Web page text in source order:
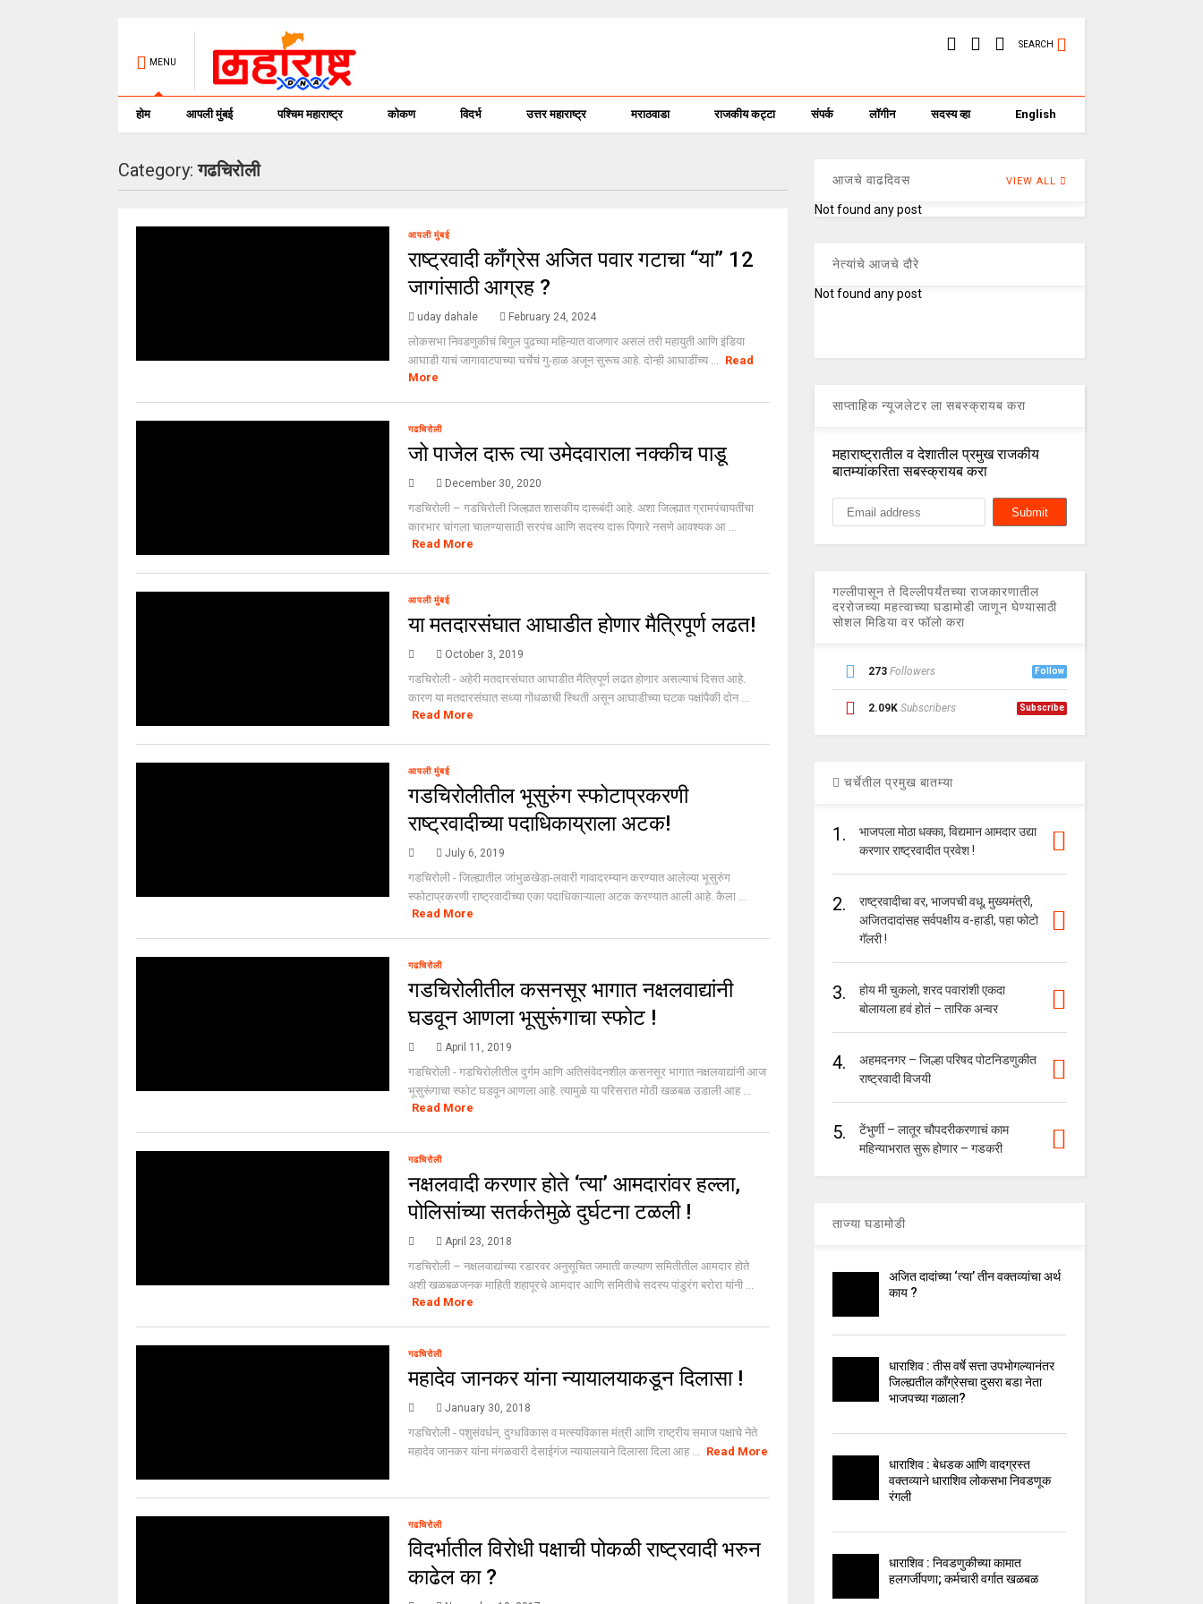
MENU
SEARCH
होम आपली मुंबई पश्चिम महाराष्ट्र कोकण विदर्भ उत्तर महाराष्ट्र मराठवाडा राजकीय कट्टा संपर्क लॉगीन सदस्य व्हा English
Category:गढचिरोली
आपली मुंबई
राष्ट्रवादी काँग्रेस अजित पवार गटाचा “या” 12
जागांसाठी आग्रह ?
uday dahale February 24, 2024
लोकसभा निवडणुकीचं बिगुल पुढच्या महिन्यात वाजणार असलं तरी महायुती आणि इंडिया
आघाडी याचं जागावाटपाच्या चर्चेचं गु-हाळ अजून सुरूच आहे. दोन्ही आघाडींच्य ... Read
More
गढचिरोली
जो पाजेल दारू त्या उमेदवाराला नक्कीच पाडू
December 30, 2020
गडचिरोली – गडचिरोली जिल्ह्यात शासकीय दारूबंदी आहे. अशा जिल्ह्यात ग्रामपंचायतींचा
कारभार चांगला चालण्यासाठी सरपंच आणि सदस्य दारू पिणारे नसणे आवश्यक आ ...
Read More
आपली मुंबई
या मतदारसंघात आघाडीत होणार मैत्रिपूर्ण लढत!
October 3, 2019
गडचिरोली - अहेरी मतदारसंघात आघाडीत मैत्रिपूर्ण लढत होणार असल्याचं दिसत आहे.
कारण या मतदारसंघात सध्या गोंधळाची स्थिती असून आघाडीच्या घटक पक्षांपैकी दोन ...
Read More
आपली मुंबई
गडचिरोलीतील भूसुरुंग स्फोटाप्रकरणी
राष्ट्रवादीच्या पदाधिकाय्राला अटक!
July 6, 2019
गडचिरोली - जिल्ह्यातील जांभुळखेडा-लवारी गावादरम्यान करण्यात आलेल्या भूसुरुंग
स्फोटाप्रकरणी राष्ट्रवादीच्या एका पदाधिकाऱ्याला अटक करण्यात आली आहे. कैला ...
Read More
गढचिरोली
गडचिरोलीतील कसनसूर भागात नक्षलवाद्यांनी
घडवून आणला भूसुरूंगाचा स्फोट !
April 11, 2019
गडचिरोली - गडचिरोलीतील दुर्गम आणि अतिसंवेदनशील कसनसूर भागात नक्षलवाद्यांनी आज
भूसुरूंगाचा स्फोट घडवून आणला आहे. त्यामुळे या परिसरात मोठी खळबळ उडाली आह ...
Read More
गढचिरोली
नक्षलवादी करणार होते ‘त्या’ आमदारांवर हल्ला,
पोलिसांच्या सतर्कतेमुळे दुर्घटना टळली !
April 23, 2018
गडचिरोली – नक्षलवाद्यांच्या रडारवर अनुसूचित जमाती कल्याण समितीतील आमदार होते
अशी खळबळजनक माहिती शहापूरचे आमदार आणि समितीचे सदस्य पांडुरंग बरोरा यांनी ...
Read More
गढचिरोली
महादेव जानकर यांना न्यायालयाकडून दिलासा !
January 30, 2018
गडचिरोली - पशुसंवर्धन, दुग्धविकास व मत्स्यविकास मंत्री आणि राष्ट्रीय समाज पक्षाचे नेते
महादेव जानकर यांना मंगळवारी देसाईगंज न्यायालयाने दिलासा दिला आह ... Read More
गढचिरोली
विदर्भातील विरोधी पक्षाची पोकळी राष्ट्रवादी भरुन
काढेल का ?
आजचे वाढदिवस VIEW ALL
Not found any post
नेत्यांचे आजचे दौरे
Not found any post
साप्ताहिक न्यूजलेटर ला सबस्क्रायब करा
महाराष्ट्रातील व देशातील प्रमुख राजकीय
बातम्यांकरिता सबस्क्रायब करा
गल्लीपासून ते दिल्लीपर्यंतच्या राजकारणातील
दररोजच्या महत्वाच्या घडामोडी जाणून घेण्यासाठी
सोशल मिडिया वर फॉलो करा
273 Followers Follow
2.09K Subscribers Subscribe
चर्चेतील प्रमुख बातम्या
1.
भाजपला मोठा धक्का, विद्यमान आमदार उद्या
करणार राष्ट्रवादीत प्रवेश !
2.
राष्ट्रवादीचा वर, भाजपची वधू, मुख्यमंत्री,
अजितदादांसह सर्वपक्षीय व-हाडी, पहा फोटो
गॅलरी !
3.
होय मी चुकलो, शरद पवारांशी एकदा
बोलायला हवं होतं – तारिक अन्वर
4.
अहमदनगर – जिल्हा परिषद पोटनिडणुकीत
राष्ट्रवादी विजयी
5.
टेंभुर्णी – लातूर चौपदरीकरणाचं काम
महिन्याभरात सुरू होणार – गडकरी
ताज्या घडामोडी
अजित दादांच्या ‘त्या’ तीन वक्तव्यांचा अर्थ
काय ?
धाराशिव : तीस वर्षे सत्ता उपभोगल्यानंतर
जिल्ह्यतील कॉंग्रेसचा दुसरा बडा नेता
भाजपच्या गळाला?
धाराशिव : बेधडक आणि वादग्रस्त
वक्तव्याने धाराशिव लोकसभा निवडणूक
रंगली
धाराशिव : निवडणुकीच्या कामात
हलगर्जीपणा; कर्मचारी वर्गात खळबळ